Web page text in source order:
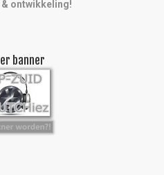
ontwikkeling!
banner